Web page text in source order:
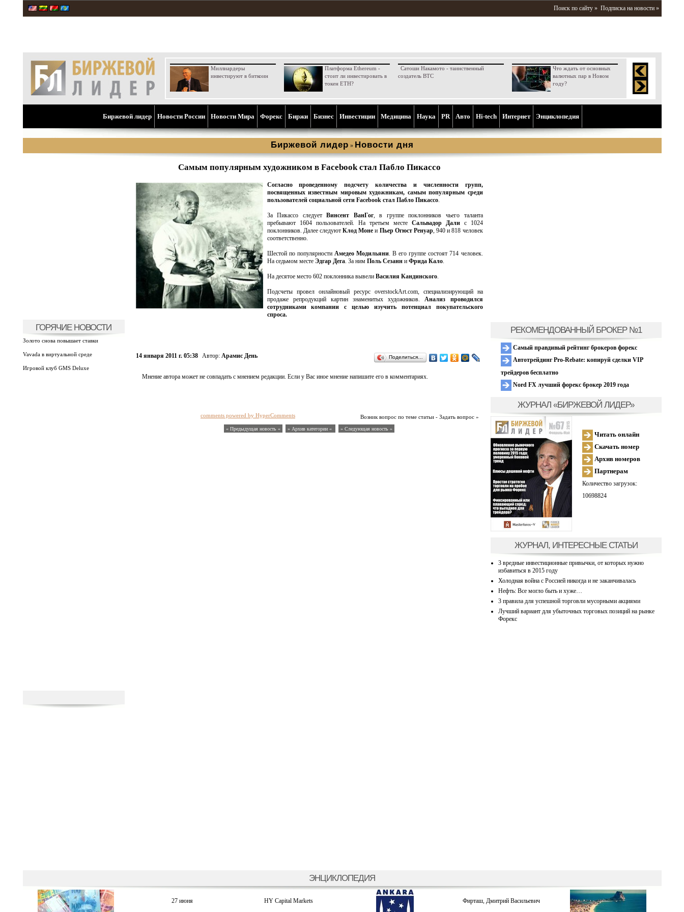
Поиск по сайту » Подписка на новости »
Миллиардеры
инвестируют в биткоин
Платформа Ethereum -
стоит ли инвестировать в
токен ETH?
Сатоши Накамото - таинственный
создатель BTC
Что ждать от основных
валютных пар в Новом
году?
Биржевой лидер Новости России Новости Мира Форекс Биржи Бизнес Инвестиции Медицина Наука PR Aвто Hi-tech Интернет Энциклопедия
Биржевой лидер » Новости дня
ГОРЯЧИЕ НОВОСТИ
Золото снова повышает ставки
Vavada в виртуальной среде
Игровой клуб GMS Deluxe
Самым популярным художником в Facebook стал Пабло Пикассо
Согласно проведенному подсчету количества и численности групп,
посвященных известным мировым художникам, самым популярным среди
пользователей социальной сети Facebook стал Пабло Пикассо.
За Пикассо следуетВинсент ВанГог, в группе поклонников чьего таланта
пребывают 1604 пользователей. На третьем месте Сальвадор Далис 1024
поклонников. Далее следуют Клод Моне и Пьер Огюст Ренуар, 940 и 818 человек
соответственно.
Шестой по популярности Амедео Модильяни. В его группе состоят 714 человек.
На седьмом месте Эдгар Дега. За ним Поль Сезанни Фрида Кало.
На десятое место 602 поклонника вывели Василия Кандинского.
Подсчеты провел онлайновый ресурс overstockArt.com, специализирующий на
продаже репродукций картин знаменитых художников.Анализ проводился
сотрудниками компании с целью изучить потенциал покупательского
спроса.
14 января 2011 г. 05:38 Автор: Арамис День Поделиться…
Мнение автора может не совпадать с мнением редакции. Если у Вас иное мнение напишите его в комментариях.
Возник вопрос по теме статьи - Задать вопрос »
comments powered by HyperComments
« Предыдущая новость « » Архив категории « » Следующая новость »
РЕКОМЕНДОВАННЫЙ БРОКЕР №1
Самый правдивый рейтинг брокеров форекс
Автотрейдинг Pro-Rebate: копируй сделки VIP
трейдеров бесплатно
Nord FX лучший форекс брокер 2019 года
ЖУРНАЛ «БИРЖЕВОЙ ЛИДЕР»
Читать онлайн
Скачать номер
Архив номеров
Партнерам
Количество загрузок:
10698824
ЖУРНАЛ, ИНТЕРЕСНЫЕ СТАТЬИ
3 вредные инвестиционные привычки, от которых нужно
избавиться в 2015 году
Холодная война с Россией никогда и не заканчивалась
Нефть: Все могло быть и хуже…
3 правила для успешной торговли мусорными акциями
Лучший вариант для убыточных торговых позиций на рынке
Форекс
ЭНЦИКЛОПЕДИЯ
27 июня HY Capital Markets Фирташ, Дмитрий Васильевич